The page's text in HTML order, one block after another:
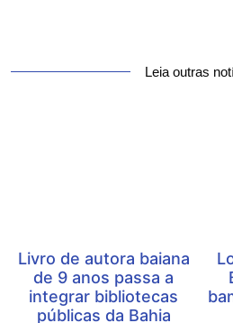
Leia outras
Livro de autora baiana
de 9 anos passa a
integrar bibliotecas
públicas da Bahia